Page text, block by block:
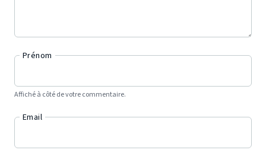
Prénom
Affiché à côté de votre commentaire.
Email